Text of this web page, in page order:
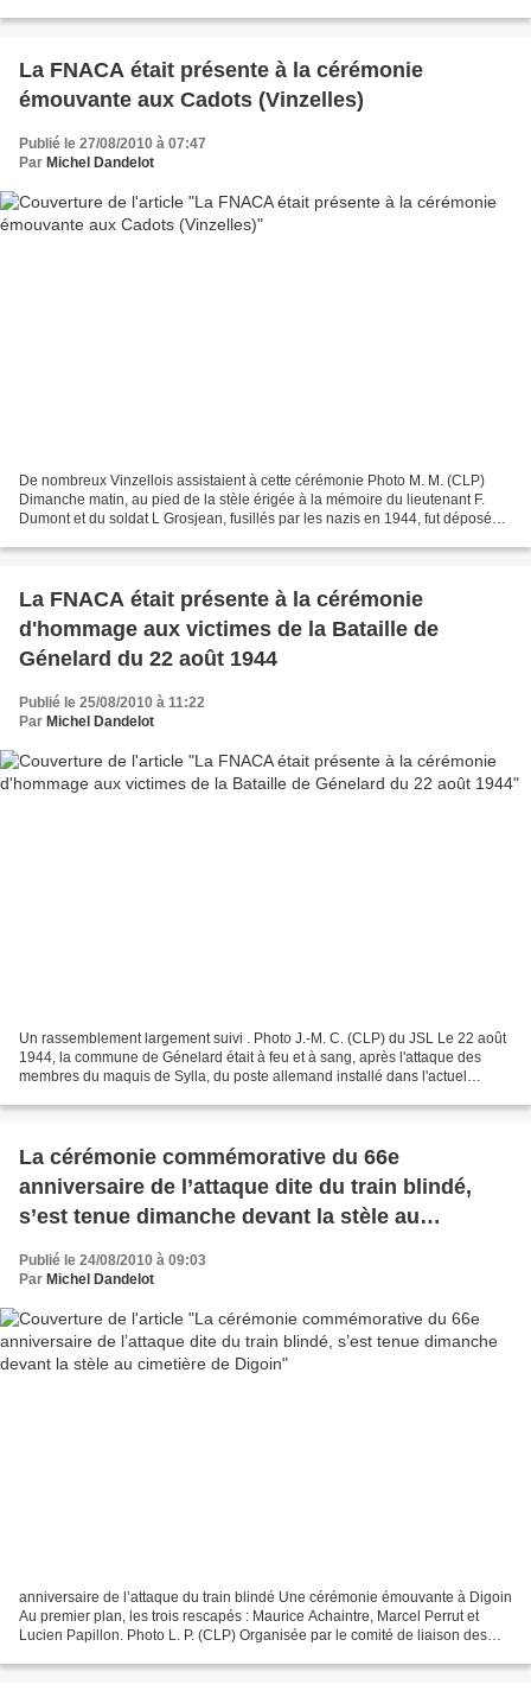
La FNACA était présente à la cérémonie
émouvante aux Cadots (Vinzelles)
Publié le 27/08/2010 à 07:47
Par Michel Dandelot
De nombreux Vinzellois assistaient à cette cérémonie Photo M. M. (CLP)
Dimanche matin, au pied de la stèle érigée à la mémoire du lieutenant F.
Dumont et du soldat L Grosjean, fusillés par les nazis en 1944, fut déposée
La FNACA était présente à la cérémonie
d'hommage aux victimes de la Bataille de
Génelard du 22 août 1944
Publié le 25/08/2010 à 11:22
Par Michel Dandelot
Un rassemblement largement suivi . Photo J.-M. C. (CLP) du JSL Le 22 août
1944, la commune de Génelard était à feu et à sang, après l'attaque des
membres du maquis de Sylla, du poste allemand installé dans l'actuel
La cérémonie commémorative du 66e
anniversaire de l’attaque dite du train blindé,
s’est tenue dimanche devant la stèle au
cimetière de Digoin
Publié le 24/08/2010 à 09:03
Par Michel Dandelot
anniversaire de l’attaque du train blindé Une cérémonie émouvante à Digoin
Au premier plan, les trois rescapés : Maurice Achaintre, Marcel Perrut et
Lucien Papillon. Photo L. P. (CLP) Organisée par le comité de liaison des